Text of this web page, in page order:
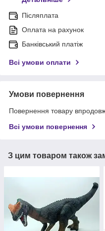
Післяплата
Оплата на рахунок
Банківський платіж
Всі умови оплати
Умови повернення
Повернення товару
Всі умови повернення
З цим товаром також